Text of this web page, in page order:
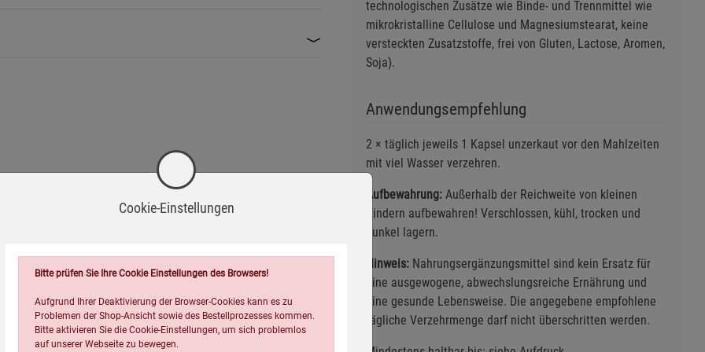
technologischen Zusätze wie Binde- und Trennmittel wie
mikrokristalline Cellulose und Magnesiumstearat, keine
versteckten Zusatzstoffe, frei von Gluten, Lactose, Aromen,
Soja).
Anwendungsempfehlung
2 × täglich jeweils 1 Kapsel unzerkaut vor den Mahlzeiten
mit viel Wasser verzehren.
Aufbewahrung:Außerhalb der Reichweite von kleinen
Kindern aufbewahren! Verschlossen, kühl, trocken und
dunkel lagern.
Hinweis:Nahrungsergänzungsmittel sind kein Ersatz für
eine ausgewogene, abwechslungsreiche Ernährung und
eine gesunde Lebensweise. Die angegebene empfohlene
tägliche Verzehrmenge darf nicht überschritten werden.
Cookie-Einstellungen
Bitte prüfen Sie Ihre Cookie Einstellungen des Browsers!
Aufgrund Ihrer Deaktivierung der Browser-Cookies kann es zu
Problemen der Shop-Ansicht sowie des Bestellprozesses kommen.
Bitte aktivieren Sie die Cookie-Einstellungen, um sich problemlos
auf unserer Webseite zu bewegen.